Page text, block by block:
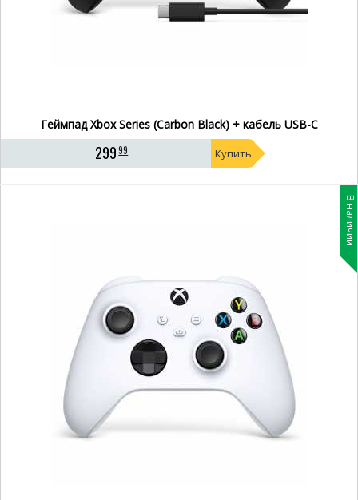
Геймпад Xbox Series (Carbon Black) + кабель USB-C
29999 Купить
В наличии